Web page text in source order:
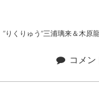
“りくりゅう”三浦璃来＆木
コメン